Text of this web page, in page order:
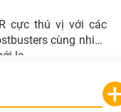
cực thú vị với các
cùng nhiều
lạ.